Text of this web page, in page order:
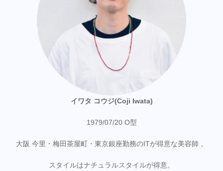
イワタ コウジ(Coji Iwata)
1979/07/20 O型
大阪 今里・梅田茶屋町・東京銀座勤務のITが得意な美容師 。
スタイルはナチュラルスタイルが得意。